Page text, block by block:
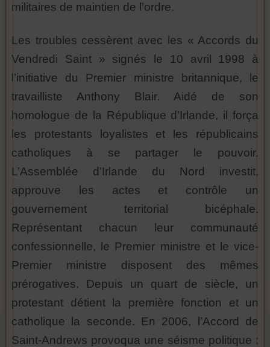
militaires de maintien de l’ordre.
Les troubles cessèrent avec les « Accords du
Vendredi Saint » signés le 10 avril 1998 à
l’initiative du Premier ministre britannique, le
travailliste Anthony Blair. Aidé de son
homologue de la République d’Irlande, il força
les protestants loyalistes et les républicains
catholiques à se partager le pouvoir.
L’Assemblée d’Irlande du Nord investit,
approuve les actes et contrôle un
gouvernement territorial bicéphale.
Représentant chacun leur communauté
confessionnelle, le Premier ministre et le vice-
Premier ministre disposent des mêmes
prérogatives. Depuis un quart de siècle, un
protestant détient la première fonction et un
catholique la seconde. En 2006, l’Accord de
Saint-Andrews provoqua une séisme politique :